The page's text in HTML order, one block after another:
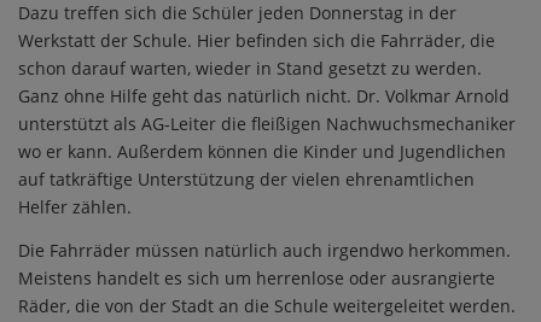
Dazu treffen sich die Schüler jeden Donnerstag in der
Werkstatt der Schule. Hier befinden sich die Fahrräder, die
schon darauf warten, wieder in Stand gesetzt zu werden.
Ganz ohne Hilfe geht das natürlich nicht. Dr. Volkmar Arnold
unterstützt als AG-Leiter die fleißigen Nachwuchsmechaniker
wo er kann. Außerdem können die Kinder und Jugendlichen
auf tatkräftige Unterstützung der vielen ehrenamtlichen
Helfer zählen.
Die Fahrräder müssen natürlich auch irgendwo herkommen.
Meistens handelt es sich um herrenlose oder ausrangierte
Räder, die von der Stadt an die Schule weitergeleitet werden.